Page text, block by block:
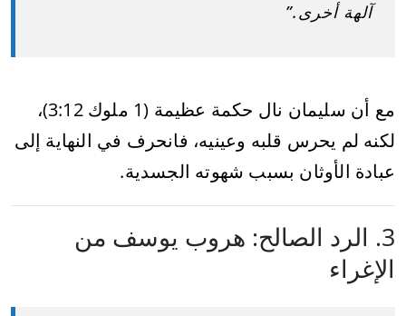
آلهة أخرى.”
مع أن سليمان نال حكمة عظيمة (1 ملوك 3:12)،
لكنه لم يحرس قلبه وعينيه، فانحرف في النهاية إلى
عبادة الأوثان بسبب شهوته الجسدية.
3. الرد الصالح: هروب يوسف من
الإغراء